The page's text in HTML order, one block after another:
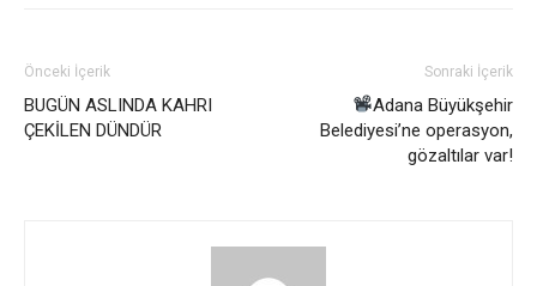
Önceki İçerik
BUGÜN ASLINDA KAHRI
ÇEKİLEN DÜNDÜR
Sonraki İçerik
Adana Büyükşehir
Belediyesi’ne operasyon,
gözaltılar var!